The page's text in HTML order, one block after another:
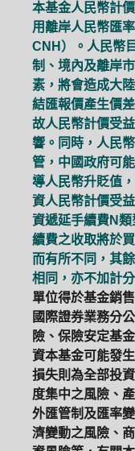
本基金人民幣計
用離岸人民幣匯
CNH）。人民幣
制、境內及離岸
素，將會造成大
結匯報價產生價
故人民幣計價受
響。同時，人民
管，中國政府可
導人民幣升貶值
資人民幣計價受
資遞延手續費N
續費之收取將於
而有所不同，其
相同，亦不加計
單位得於基金銷
國際證券業務分
險、保險安定基
資本基金可能發
損失則為全部投
度集中之風險、
外匯管制及匯率
濟變動之風險、